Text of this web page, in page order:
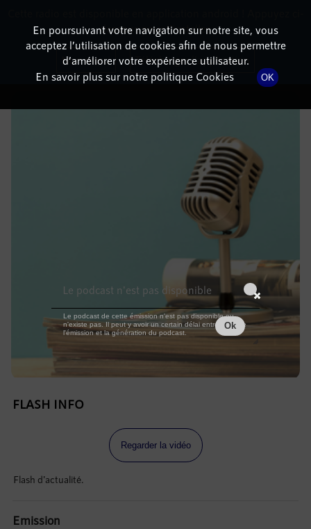
DÉTAILS DE L'ÉPISODE
28 décembre 2021à 17h59, durée : Invalid date
FLASH INFO
Regarder la vidéo
Flash d'actualité.
Emission
En poursuivant votre navigation sur notre site, vous
acceptez l’utilisation de cookies afin de nous permettre
d’améliorer votre expérience utilisateur.
En savoir plus sur notre politique Cookies
OK
dessous pour l'installer.
Non merci Télécharger l'application
Le podcast n'est pas disponible
Le podcast de cette émission n'est pas disponible ou
n'existe pas. Il peut y avoir un certain délai entre la fin de
l'émission et la génération du podcast.
Ok